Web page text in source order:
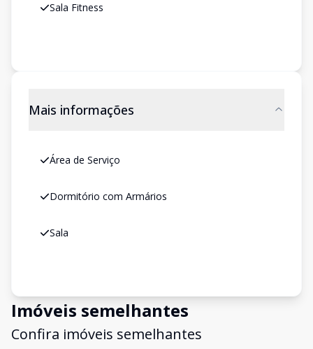
Sala Fitness
Mais informações
Área de Serviço
Dormitório com Armários
Sala
Imóveis semelhantes
Confira imóveis semelhantes